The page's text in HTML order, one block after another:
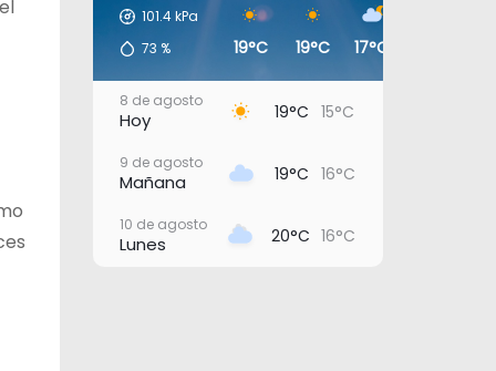
101.4kPa
73 % 19°C 19°C 17°C
8 de agosto
Hoy 19°C 15°C
9 de agosto
Mañana 19°C 16°C
10 de agosto
Lunes 20°C 16°C